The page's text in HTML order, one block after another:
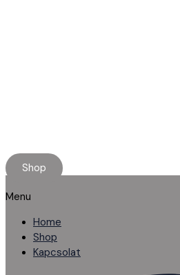
Shop
Menu
Home
Shop
Kapcsolat